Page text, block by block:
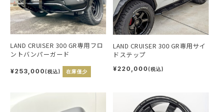
LAND CRUISER 300 GR専用フロ
ントバンパーガード
¥253,000(税込) 在庫僅少
LAND CRUISER 300 GR専用サイ
ドステップ
¥220,000(税込)